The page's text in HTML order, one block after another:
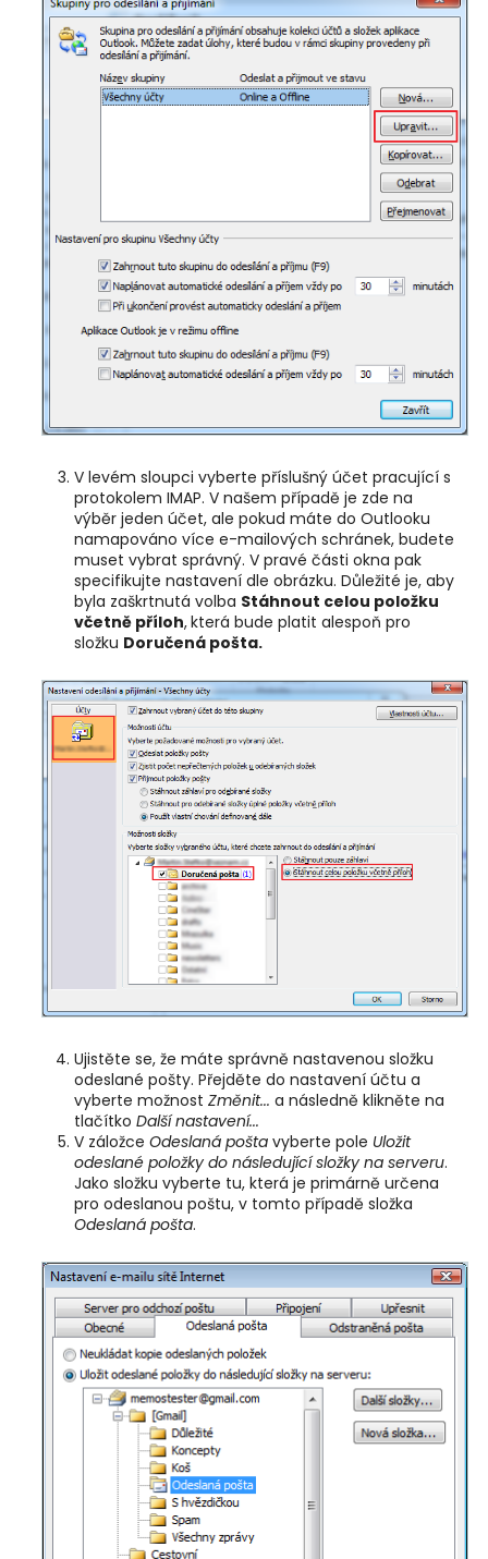
V levém sloupci vyberte příslušný účet pracující s
protokolem IMAP. V našem případě je zde na
výběr jeden účet, ale pokud máte do Outlooku
namapováno více e-mailových schránek, budete
muset vybrat správný. V pravé části okna pak
specifikujte nastavení dle obrázku. Důležité je, aby
byla zaškrtnutá volba Stáhnout celou položku
včetně příloh,která bude platit alespoň pro
složku Doručená pošta.
Ujistěte se, že máte správně nastavenou složku
odeslané pošty. Přejděte do nastavení účtu a
vyberte možnost Změnit... a následně klikněte na
tlačítko Další nastavení...
V záložce Odeslaná pošta vyberte pole Uložit
odeslané položky do následující složky na serveru.
Jako složku vyberte tu, která je primárně určena
pro odeslanou poštu, v tomto případě složka
Odeslaná pošta.